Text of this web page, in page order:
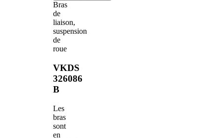
Bras
de
liaison,
suspension
de
roue
VKDS
326086
B
Les
bras
sont
en